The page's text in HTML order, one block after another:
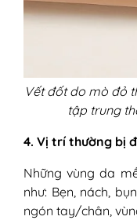
Vết đốt do mò đỏ
tập trung
4. Vị trí thường bị
Những vùng da
như: Bẹn, nách,
ngón tay/chân,